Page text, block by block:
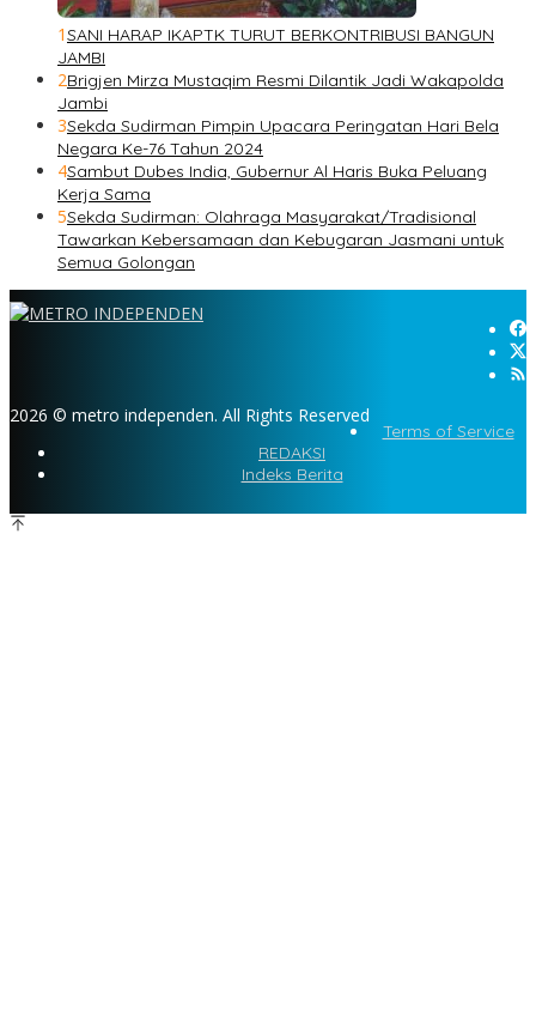
1SANI HARAP IKAPTK TURUT BERKONTRIBUSI BANGUN
JAMBI
2Brigjen Mirza Mustaqim Resmi Dilantik Jadi Wakapolda
Jambi
3Sekda Sudirman Pimpin Upacara Peringatan Hari Bela
Negara Ke-76 Tahun 2024
4Sambut Dubes India, Gubernur Al Haris Buka Peluang
Kerja Sama
5Sekda Sudirman: Olahraga Masyarakat/Tradisional
Tawarkan Kebersamaan dan Kebugaran Jasmani untuk
Semua Golongan
2026 © metro independen. All Rights Reserved
Terms of Service
REDAKSI
Indeks Berita